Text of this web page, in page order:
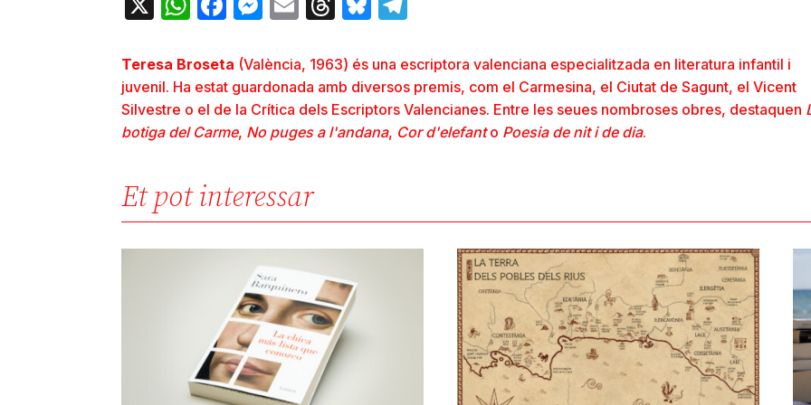
Teresa Broseta (València, 1963) és una escriptora valenciana especialitzada en literatura infantil i
juvenil. Ha estat guardonada amb diversos premis, com el Carmesina, el Ciutat de Sagunt, el Vicent
Silvestre o el de la Crítica dels Escriptors Valencianes. Entre les seues nombroses obres, destaquen
botiga del Carme, No puges a l'andana, Cor d'elefanto Poesia de nit i de dia.
Et pot interessar